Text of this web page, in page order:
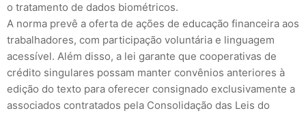
o tratamento de dados biométricos.
A norma prevê a oferta de ações de educação financeira aos
trabalhadores, com participação voluntária e linguagem
acessível. Além disso, a lei garante que cooperativas de
crédito singulares possam manter convênios anteriores à
edição do texto para oferecer consignado exclusivamente a
associados contratados pela Consolidação das Leis do